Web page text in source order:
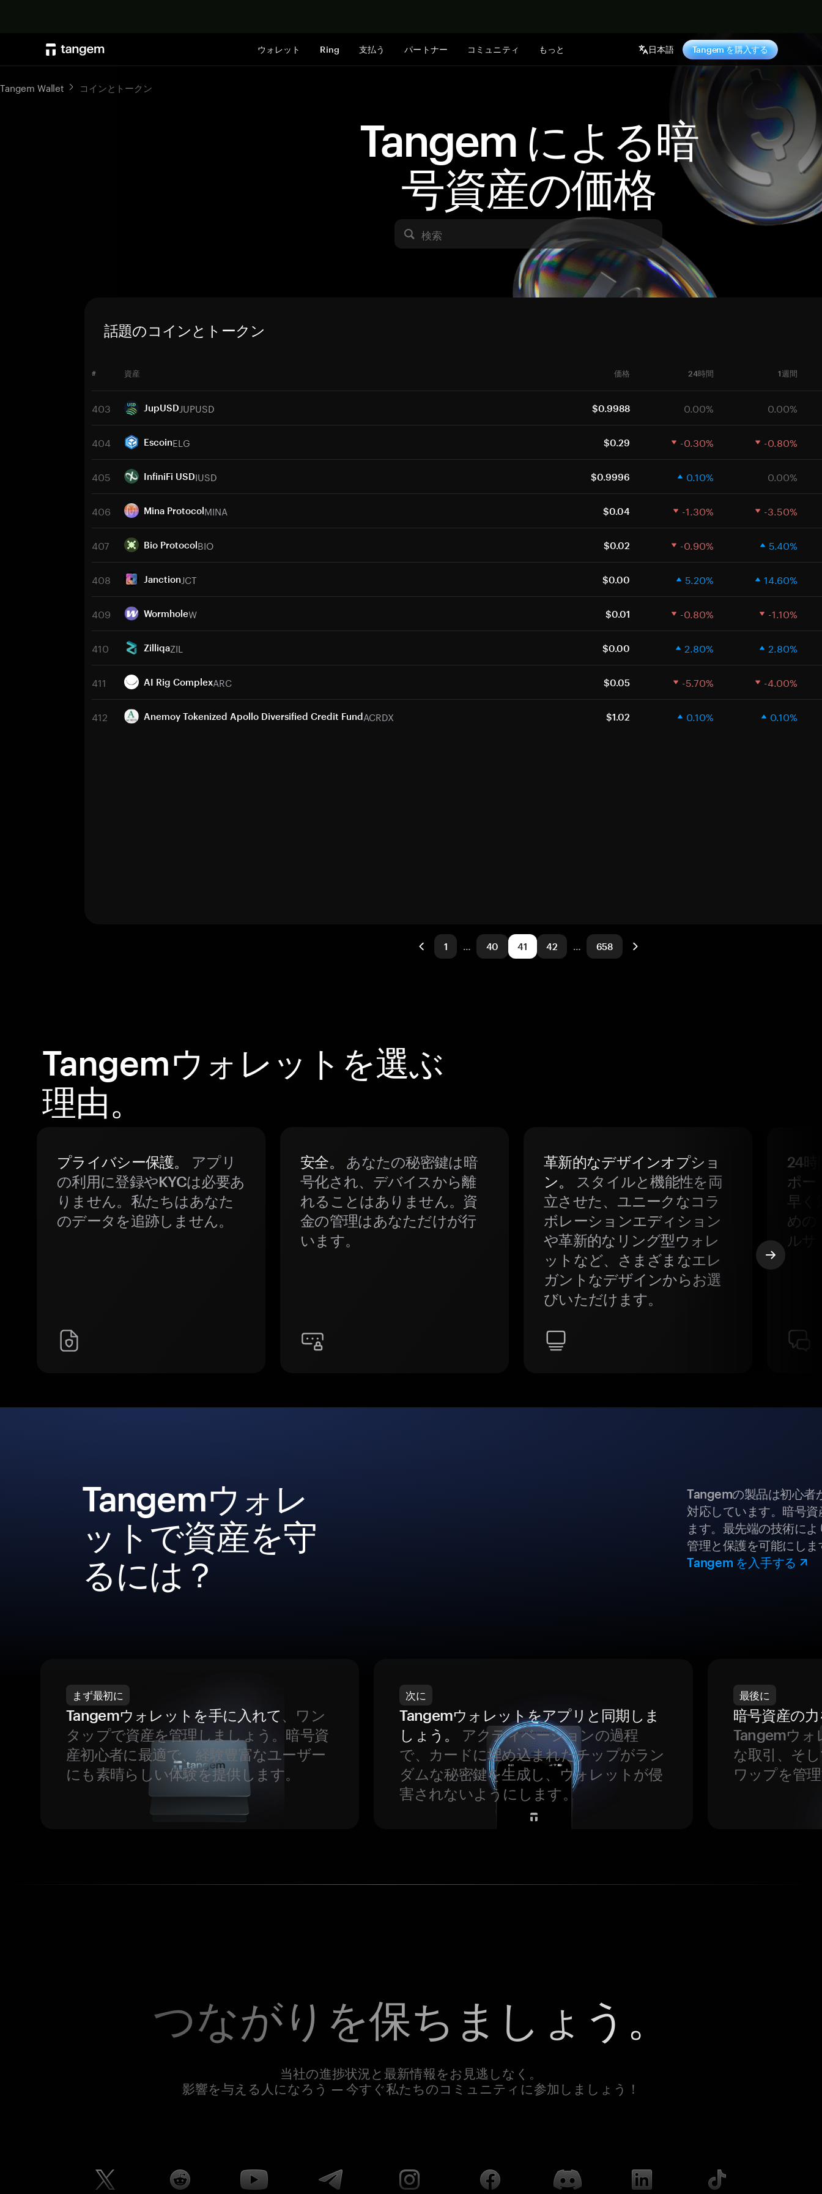
ウォレット Ring 支払う パートナー コミュニティ もっと 日本語 Tangem を購入する
Tangem による暗
号資産の価格
検索
Tangem Wallet コインとトークン
話題のコインとトークン
# 資産 価格 24時間 1週間
403 JupUSD JUPUSD $0.9988 0.00% 0.00%
404 EscoinELG $0.29 -0.30% -0.80%
405 InfiniFi USDIUSD $0.9996 0.10% 0.00%
406 Mina ProtocolMINA $0.04 -1.30% -3.50%
407 Bio ProtocolBIO $0.02 -0.90% 5.40%
408 JanctionJCT $0.00 5.20% 14.60%
409 WormholeW $0.01 -0.80% -1.10%
410 ZilliqaZIL $0.00 2.80% 2.80%
411 AI Rig ComplexARC $0.05 -5.70% -4.00%
412 Anemoy Tokenized Apollo Diversified Credit FundACRDX $1.02 0.10% 0.10%
1 … 40 41 42 … 658
Tangemウォレットを選ぶ
理由。
プライバシー保護。
アプリ
の利用に登録やKYCは必要あ
りません。私たちはあなた
のデータを追跡しません。
安全。
あなたの秘密鍵は暗
号化され、デバイスから離
れることはありません。資
金の管理はあなただけが行
います。
革新的なデザインオプショ
ン。
スタイルと機能性を両
立させた、ユニークなコラ
ボレーションエディション
や革新的なリング型ウォレ
ットなど、さまざまなエレ
ガントなデザインからお選
びいただけます。
24
ポー
早く
めの
ルサ
Tangemウォレ
ットで資産を守
るには？
Tangemの製品は初心者
対応しています。暗号
ます。最先端の技術に
管理と保護を可能にしま
Tangem を入手する
まず最初に
Tangemウォレットを手に入れて、ワン
タップで資産を管理しましょう。暗号資
産初心者に最適で、経験豊富なユーザー
にも素晴らしい体験を提供します。
次に
Tangemウォレットをアプリと同期しま
しょう。
アクティベーションの過程
で、カードに埋め込まれたチップがラン
ダムな秘密鍵を生成し、ウォレットが侵
害されないようにします。
最後に
暗号資産の
Tangemウォ
な取引、そ
ワップを管
つながりを保ちましょう。
当社の進捗状況と最新情報をお見逃しなく。
影響を与える人になろう — 今すぐ私たちのコミュニティに参加しましょう！